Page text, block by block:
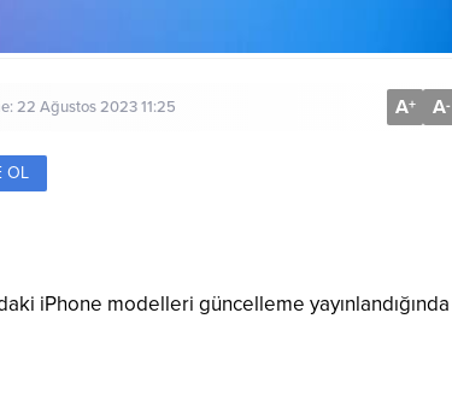
22 Ağustos 2023 11:25 A+ A-
OL
iPhone modelleri güncelleme yayınlandığında